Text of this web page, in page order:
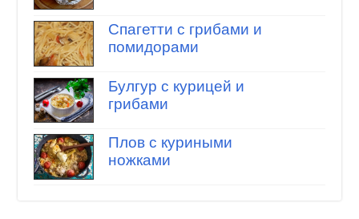
Спагетти с грибами и
помидорами
Булгур с курицей и
грибами
Плов с куриными
ножками